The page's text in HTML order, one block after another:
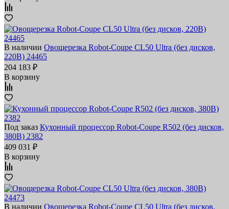
В наличии Овощерезка Robot-Coupe CL50 Ultra (без дисков,
220В) 24465
204 183 ₽
В корзину
Под заказ Кухонный процессор Robot-Coupe R502 (без дисков,
380В) 2382
409 031 ₽
В корзину
В наличии Овощерезка Robot-Coupe CL50 Ultra (без дисков,